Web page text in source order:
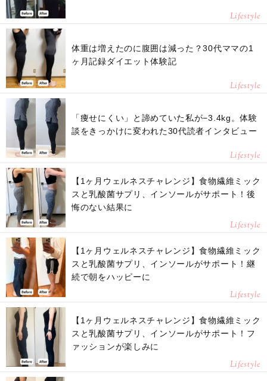
Lifestyle
体重は増えたのに腹囲は減った？30代ママの1
ヶ月記録ダイエット体験記
Lifestyle
「痩せにくい」と諦めていた私が−3.4kg。体験
談をきっかけに変われた30代読者インタビュー
Lifestyle
【1ヶ月ウェルネスチャレンジ】食物繊維ミック
スと乳酸菌サプリ、インソールがサポート！後
悔のない結果に
Lifestyle
【1ヶ月ウェルネスチャレンジ】食物繊維ミック
スと乳酸菌サプリ、インソールがサポート！継
続で朝をハッピーに
Lifestyle
【1ヶ月ウェルネスチャレンジ】食物繊維ミック
スと乳酸菌サプリ、インソールがサポート！フ
ァッションが楽しみに
Lifestyle